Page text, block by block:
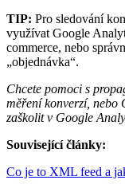
TIP: Pro sledování
využívat Google
commerce, nebo
„objednávka“.
Chcete pomoci s
měření konverzí, nebo
zaškolit v Google
Související články:
Co je to XML feed a